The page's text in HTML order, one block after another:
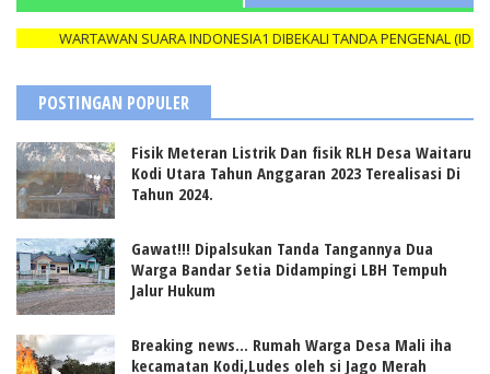
WARTAWAN SUARA INDONESIA1 DIBEKALI TANDA PENGENAL (ID
POSTINGAN POPULER
Fisik Meteran Listrik Dan fisik RLH Desa Waitaru
Kodi Utara Tahun Anggaran 2023 Terealisasi Di
Tahun 2024.
Gawat!!! Dipalsukan Tanda Tangannya Dua
Warga Bandar Setia Didampingi LBH Tempuh
Jalur Hukum
Breaking news... Rumah Warga Desa Mali iha
kecamatan Kodi,Ludes oleh si Jago Merah